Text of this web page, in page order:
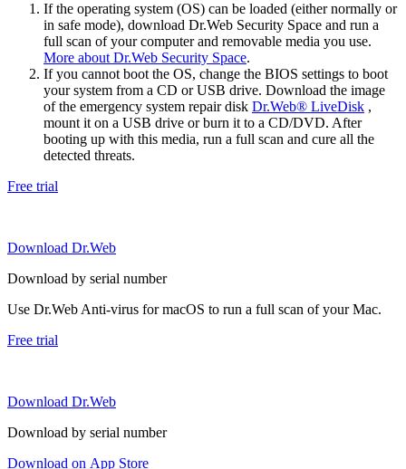
If the operating system (OS) can be loaded (either normally or
in safe mode), download Dr.Web Security Space and run a
full scan of your computer and removable media you use.
More about Dr.Web Security Space.
If you cannot boot the OS, change the BIOS settings to boot
your system from a CD or USB drive. Download the image
of the emergency system repair disk Dr.Web® LiveDisk ,
mount it on a USB drive or burn it to a CD/DVD. After
booting up with this media, run a full scan and cure all the
detected threats.
Free trial
Download Dr.Web
Download by serial number
Use Dr.Web Anti-virus for macOS to run a full scan of your Mac.
Free trial
Download Dr.Web
Download by serial number
Download on App Store